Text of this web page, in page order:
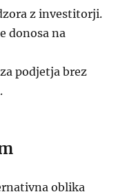
z investitorji.
donosa na
podjetja brez
oblika